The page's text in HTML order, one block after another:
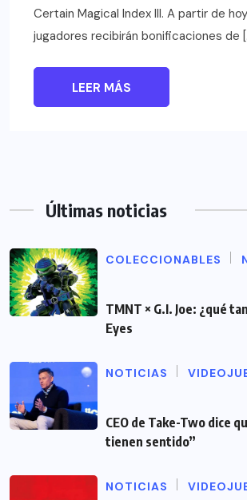
Certain Magical Index III. A partir de
jugadores recibirán bonificaciones de
LEER MÁS
Últimas noticias
COLECCIONABLES
TMNT × G.I. Joe: ¿qué
Eyes
NOTICIAS
CEO de Take-Two dice
tienen sentido”
NOTICIAS